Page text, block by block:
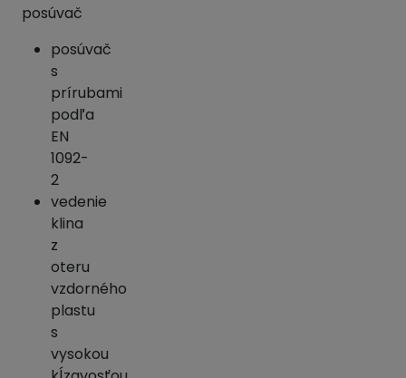
posúvač
posúvač
s
prírubami
podľa
EN
1092-
2
vedenie
klina
z
oteru
vzdorného
plastu
s
vysokou